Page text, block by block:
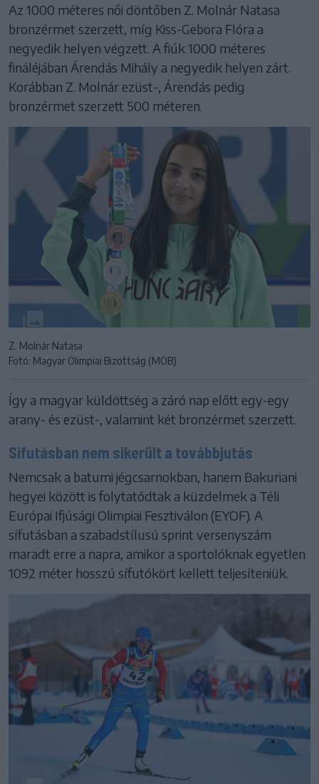
Az 1000 méteres női döntőben Z. Molnár Natasa
bronzérmet szerzett, míg Kiss-Gebora Flóra a
negyedik helyen végzett. A fiúk 1000 méteres
fináléjában Árendás Mihály a negyedik helyen zárt.
Korábban Z. Molnár ezüst-, Árendás pedig
bronzérmet szerzett 500 méteren.
Z. Molnár Natasa
Fotó: Magyar Olimpiai Bizottság (MOB)
Így a magyar küldöttség a záró nap előtt egy-egy
arany- és ezüst-, valamint két bronzérmet szerzett.
Sífutásban nem sikerült a továbbjutás
Nemcsak a batumi jégcsarnokban, hanem Bakuriani
hegyei között is folytatódtak a küzdelmek a Téli
Európai Ifjúsági Olimpiai Fesztiválon (EYOF). A
sífutásban a szabadstílusú sprint versenyszám
maradt erre a napra, amikor a sportolóknak egyetlen
1092 méter hosszú sífutókört kellett teljesíteniük.